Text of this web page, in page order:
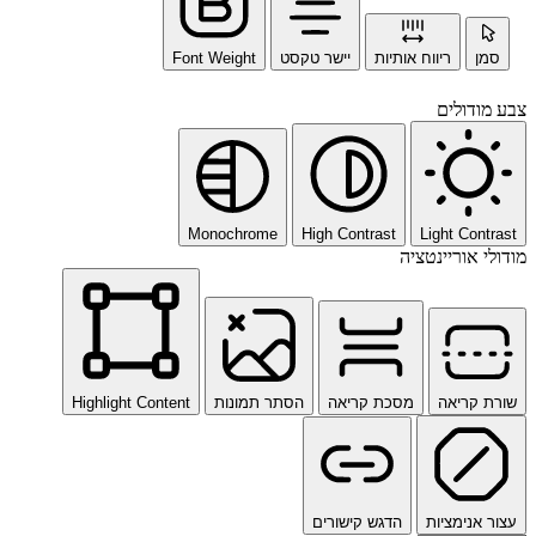
סמן ריווח אותיות יישר טקסט Font Weight
צבע מודולים
Light Contrast
High Contrast
Monochrome
מודולי אוריינטציה
שורת קריאה מסכת קריאה הסתר תמונות Highlight Content
עצור אנימציות הדגש קישורים